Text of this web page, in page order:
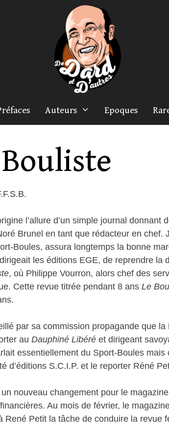
Auteurs Epoques
l’allure d’un simple journal donnant
Brunel en tant que rédacteur en chef.
Boules, assura longtemps la bonne
les éditions EGE, de reprendre la
, où Philippe Vourron, alors chef des
Cette revue titrée pendant 8 ans Le
par sa commission propagande que la
au Dauphiné Libéré et dirigeant
essentiellement du Sport-Boules
d’éditions S.C.I.P. et le reporter Réné
nouveau changement pour le
Au mois de février, le
Petit la tâche de conduire la revue